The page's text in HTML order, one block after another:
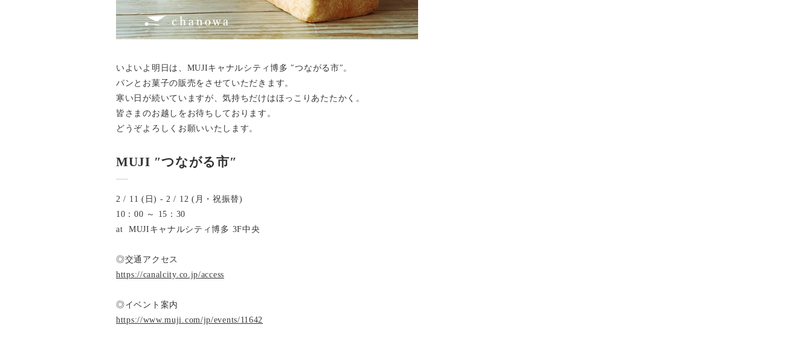
いよいよ明日は、MUJIキャナルシティ博多 ″つながる市″。
パンとお菓子の販売をさせていただきます。
寒い日が続いていますが、気持ちだけはほっこりあたたかく。
皆さまのお越しをお待ちしております。
どうぞよろしくお願いいたします。
MUJI ″つながる市″
2 / 11 (日) - 2 / 12 (月・祝振替)
10：00 ～ 15：30
at MUJIキャナルシティ博多 3F中央
◎交通アクセス
https://canalcity.co.jp/access
◎イベント案内
https://www.muji.com/jp/events/11642